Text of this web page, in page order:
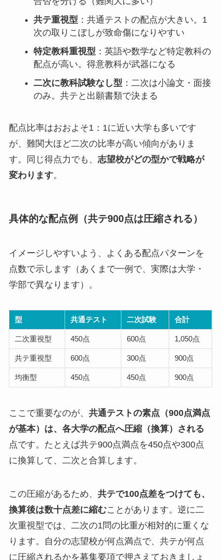
共テ重視型 ：共通テストの配点が大きい。1
次の取りこぼしが致命傷になりやすい
特定教科重視型 ：英語や数学など特定教科の
配点が高い。得意教科が武器になる
二次に教科試験なし型 ：二次は小論文・面接
のみ。共テと出願書類で決まる
配点比率はおおよそ1：1に近い大学も多いです
が、難関大ほど二次の比率が高い傾向がありま
す。同じ得点力でも、 志望校がどの型かで戦略が
変わります。
具体的な配点例（共テ900点は圧縮される）
イメージしやすいよう、よくある配点パターンを
点数で示します（あくまで一例で、実際は大学・
学部で異なります）。
型 共通テスト 二次試験 合計
二次重視型 450点 600点 1,050点
共テ重視型 600点 300点 900点
均衡型 450点 450点 900点
ここで重要なのが、 共通テストの素点（900点満点
が基本）は、各大学の配点へ圧縮（換算）される
点です。たとえば共テ900点満点を450点や300点
に換算して、二次と合算します。
この圧縮があるため、 共テで100点差をつけても、
換算後は数十点差に縮むことがあります。逆に二
次重視型では、二次の1問の比重が相対的に重くな
ります。自分の志望校が何点満点で、共テが何点
に圧縮されるかを募集要項で押さえておきましょ